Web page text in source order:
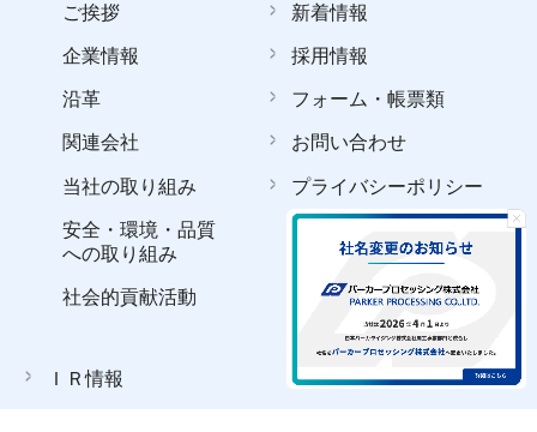
ご挨拶
企業情報
沿革
関連会社
当社の取り組み
安全・環境・品質
への取り組み
社会的貢献活動
ＩＲ情報
新着情報
採用情報
フォーム・帳票類
お問い合わせ
プライバシーポリシー